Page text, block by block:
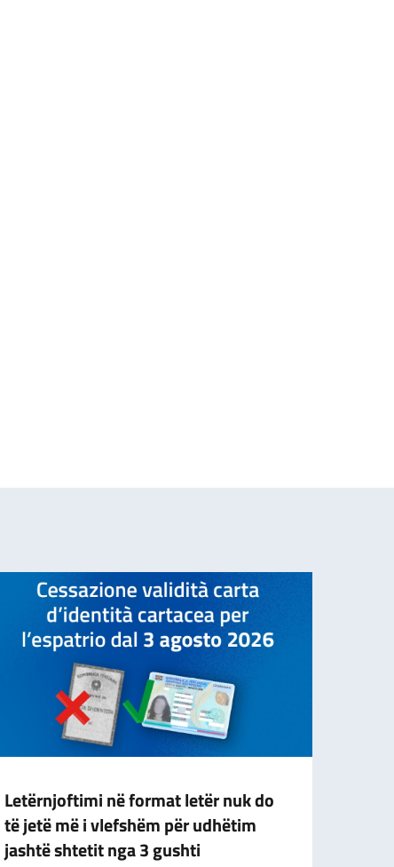
Letërnjoftimi në format letër nuk do
të jetë më i vlefshëm për udhëtim
jashtë shtetit nga 3 gushti